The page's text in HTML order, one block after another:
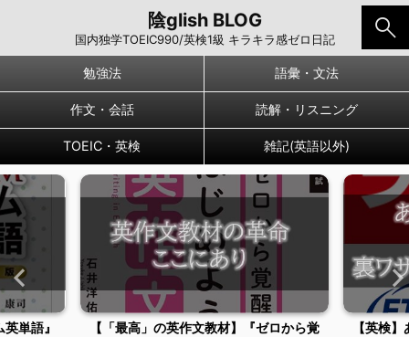
陰glish BLOG
国内独学TOEIC990/英検1級 キラキラ感ゼロ日記
勉強法 語彙・文法
作文・会話 読解・リスニング
TOEIC・英検 雑記(英語以外)
単語』
【「最高」の英作文教材】『ゼロから覚
【英検